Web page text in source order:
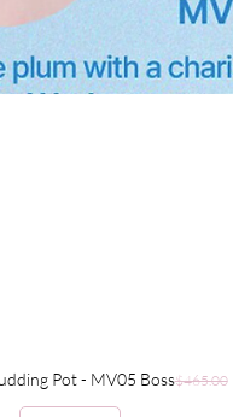
Pot - MV05 BossPrecio
$465.00